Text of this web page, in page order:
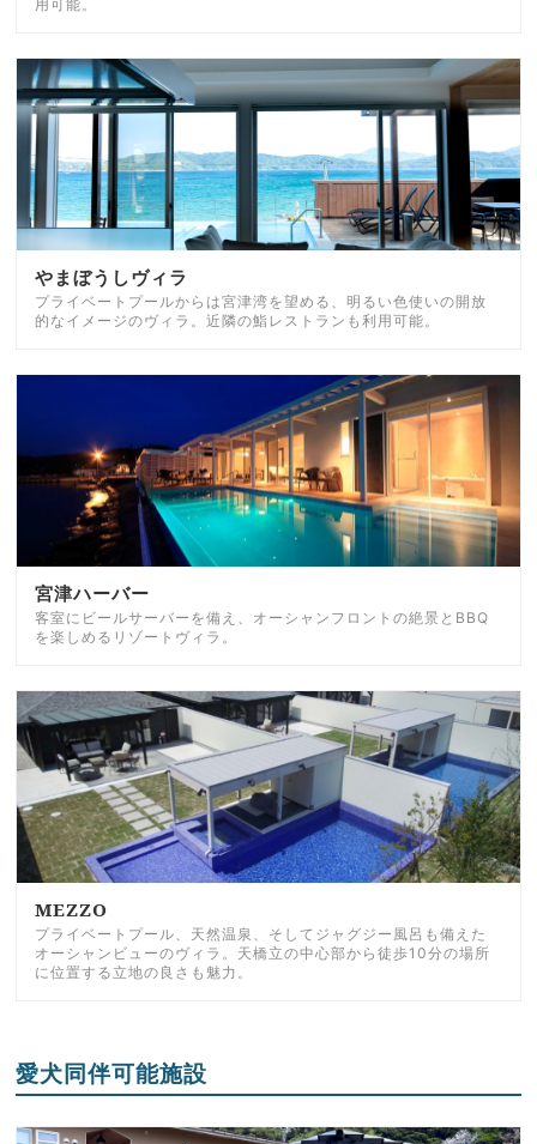
用可能。
やまぼうしヴィラ
プライベートプールからは宮津湾を望める、明るい色使いの開放
的なイメージのヴィラ。近隣の鮨レストランも利用可能。
宮津ハーバー
客室にビールサーバーを備え、オーシャンフロントの絶景とBBQ
を楽しめるリゾートヴィラ。
MEZZO
プライベートプール、天然温泉、そしてジャグジー風呂も備えた
オーシャンビューのヴィラ。天橋立の中心部から徒歩10分の場所
に位置する立地の良さも魅力。
愛犬同伴可能施設